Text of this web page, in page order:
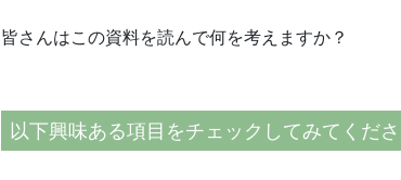
皆さんはこの資料を読んで何を考えますか？
以下興味ある項目をチェックしてみてくださ